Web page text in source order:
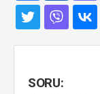
SORU: